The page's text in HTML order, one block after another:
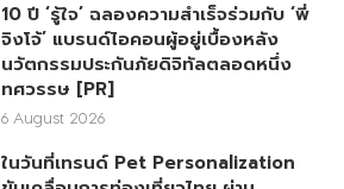
10 ปี ‘รู้ใจ’ ฉลองความสำเร็จร่วมกับ ‘พี่
จิงโจ้’ แบรนด์ไอคอนผู้อยู่เบื้องหลัง
นวัตกรรมประกันภัยดิจิทัลตลอดหนึ่ง
ทศวรรษ [PR]
6 August 2026
ในวันที่เทรนด์ Pet Personalization